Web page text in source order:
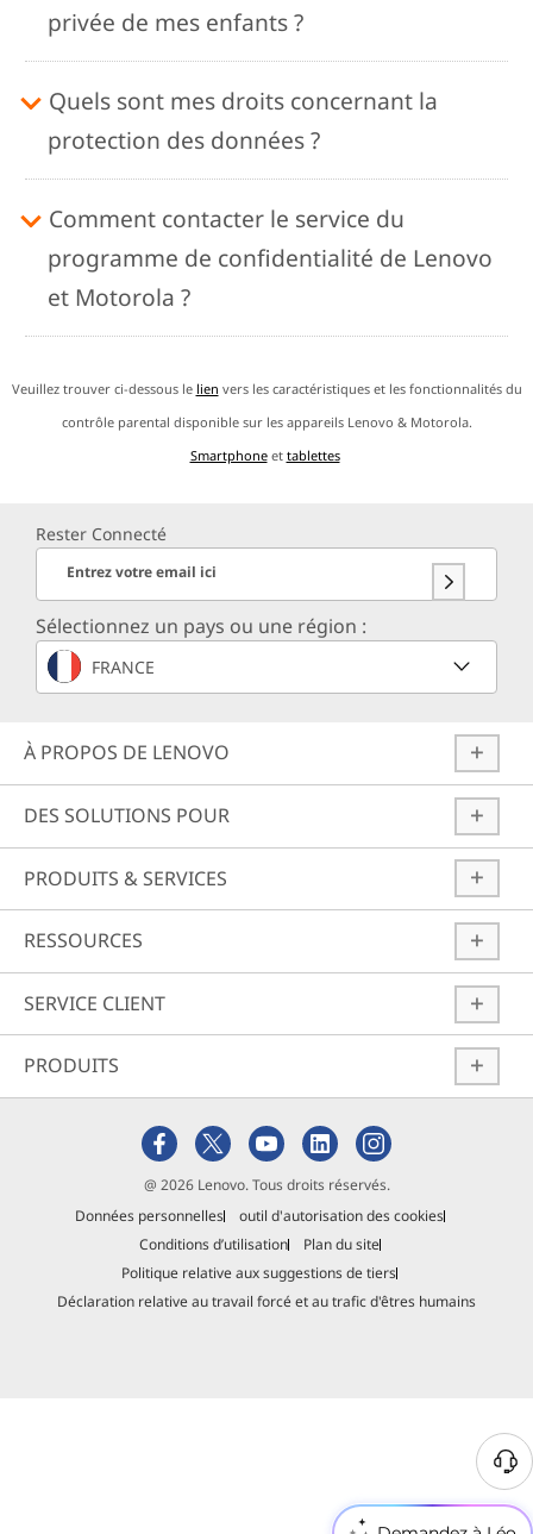
privée de mes enfants ?
Quels sont mes droits concernant la
protection des données ?
Comment contacter le service du
programme de confidentialité de Lenovo
et Motorola ?
Veuillez trouver ci-dessous le lien vers les caractéristiques et les fonctionnalités du
contrôle parental disponible sur les appareils Lenovo & Motorola.
Smartphoneet tablettes
Rester Connecté
Entrez votre email ici
Sélectionnez un pays ou une région :
FRANCE
À PROPOS DE LENOVO
DES SOLUTIONS POUR
PRODUITS & SERVICES
RESSOURCES
SERVICE CLIENT
PRODUITS
@ 2026 Lenovo. Tous droits réservés.
Données personnelles
outil d'autorisation des cookies
Conditions d’utilisation
Plan du site
Politique relative aux suggestions de tiers
Déclaration relative au travail forcé et au trafic d'êtres humains